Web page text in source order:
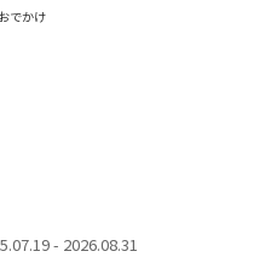
おでかけ
- 2026.08.31